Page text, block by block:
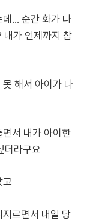
... 순간 화가 나
내가 언제까지 참
해서 아이가 나
서 내가 아이한
더라구요
고
르면서 내일 당